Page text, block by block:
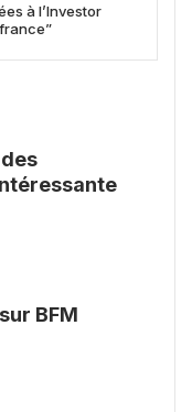
à l’Investor
BFM